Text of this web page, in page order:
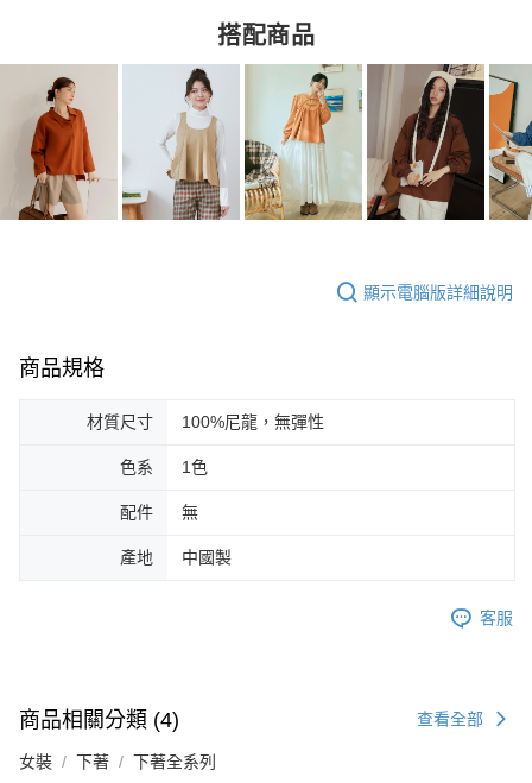
搭配商品
顯示電腦版詳細說明
商品規格
材質尺寸 100%尼龍，無彈性
色系 1色
配件 無
產地 中國製
客服
商品相關分類 (4) 查看全部
女裝 下著 下著全系列